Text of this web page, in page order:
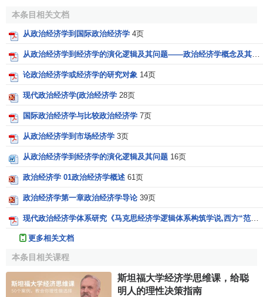
《经济成长的阶段》
《经济学原理》 (曼昆)
《资本论》
《政治经济学新原理》
《政治经济学原理》
《政治经济学理论》
《资本主义与自由》
了资产阶级的国民经济学说。
系》的中心是对生产力的研究，
认为古典政治经济学派只讨论“价
的理论， 李斯特提出了独特的李
斯特生产力理论，他认为一国的
发展程度取决于它的生产力 发展
水平，而不是所积累的财富的多
寡，财富的生产力比财富更重
要。
《政治经济学的国民体系》的历史意义及贡
献
书，能时刻感觉到他那颗拳拳爱国之心，他的各种主张都是
为了发展和保护德国的幼稚工业，使祖国早日实现民富国强
而提出来的，今天这些主张对发展中国家的经济成长也具有
本条目相关文档
从政治经济学到国际政治经济学 4页
从政治经济学到经济学的演化逻辑及其问题——政治经济学概念及其内涵之考辨
论政治经济学或经济学的研究对象 14页
现代政治经济学(政治经济学 28页
国际政治经济学与比较政治经济学 7页
从政治经济学到市场经济学 3页
从政治经济学到经济学的演化逻辑及其问题 16页
政治经济学 01政治经济学概述 61页
政治经济学第一章政治经济学导论 39页
现代政治经济学体系研究《马克思经济学逻辑体系构筑学说,西方“范式”理论与中国转轨型政治经济学体系的重构》
更多相关文档
本条目相关课程
斯坦福大学经济学思维课，给聪
明人的理性决策指南